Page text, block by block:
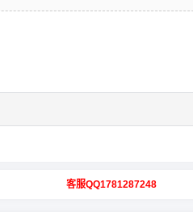
客服QQ1781287248